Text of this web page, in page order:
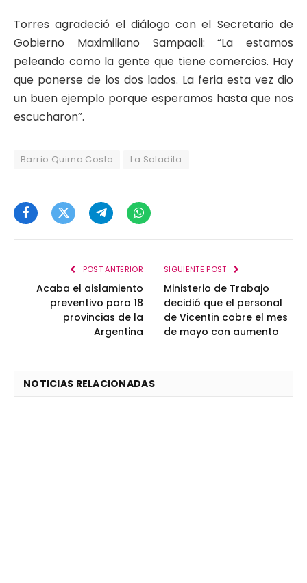
Torres agradeció el diálogo con el Secretario de
Gobierno Maximiliano Sampaoli: “La estamos
peleando como la gente que tiene comercios. Hay
que ponerse de los dos lados. La feria esta vez dio
un buen ejemplo porque esperamos hasta que nos
escucharon”.
Barrio Quirno Costa La Saladita
FacebookTwitterTelegramWhatsApp
POST ANTERIOR
Acaba el aislamiento
preventivo para 18
provincias de la
Argentina
SIGUIENTE POST
Ministerio de Trabajo
decidió que el personal
de Vicentin cobre el mes
de mayo con aumento
NOTICIAS RELACIONADAS